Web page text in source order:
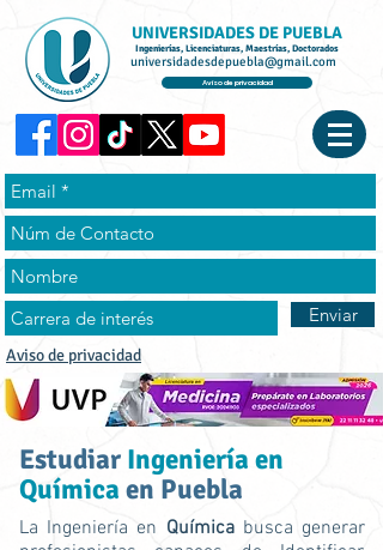
UNIVERSIDADES DE PUEBLA
Ingenierías, Licenciaturas, Maestrías, Doctorados
universidadesdepuebla@gmail.com
Aviso de privacidad
Enviar
Aviso de privacidad
Estudiar Ingeniería en
Química en Puebla
La Ingeniería en Química busca generar